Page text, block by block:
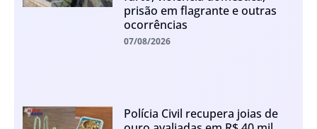
prisão em flagrante e outras
ocorrências
07/08/2026
Polícia Civil recupera joias de